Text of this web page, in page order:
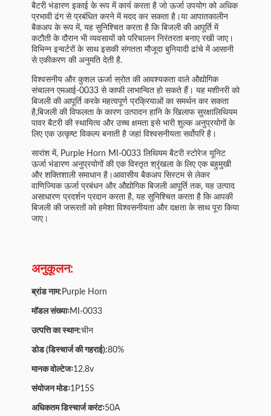
बैटरी भंडारण इकाई के रूप में कार्य करता है जो ऊर्जा उपयोग को अधिक
प्रभावी ढंग से प्रबंधित करने में मदद कर सकता है।या आपातकालीन
बैकअप के रूप में, यह सुनिश्चित करता है कि बिजली की आपूर्ति में
कटौती के दौरान भी व्यवसायों को परिचालन निरंतरता बनाए रखी जाए।
विभिन्न इन्वर्टरों के साथ इसकी संगतता मौजूदा बुनियादी ढांचे में आसानी
से एकीकरण की अनुमति देती है.
विश्वसनीय और कुशल ऊर्जा स्रोत की आवश्यकता वाले औद्योगिक
संचालन एमआई-0033 से काफी लाभान्वित हो सकते हैं। यह मशीनरी को
बिजली की आपूर्ति करके महत्वपूर्ण प्रक्रियाओं का समर्थन कर सकता
है,बिजली की विफलता के कारण उत्पादन हानि के खिलाफ सुरक्षालिथियम
पावर बैटरी की स्थायित्व और उच्च क्षमता इसे भारी शुल्क अनुप्रयोगों के
लिए एक उत्कृष्ट विकल्प बनाती है जहां विश्वसनीयता सर्वोपरि है।
सारांश में, Purple Horn MI-0033 लिथियम बैटरी स्टोरेज यूनिट
ऊर्जा भंडारण अनुप्रयोगों की एक विस्तृत श्रृंखला के लिए एक बहुमुखी
और शक्तिशाली समाधान है।आवासीय बैकअप सिस्टम से लेकर
वाणिज्यिक ऊर्जा प्रबंधन और औद्योगिक बिजली आपूर्ति तक, यह उत्पाद
असाधारण प्रदर्शन प्रदान करता है, यह सुनिश्चित करता है कि आपकी
बिजली की जरूरतों को हमेशा विश्वसनीयता और दक्षता के साथ पूरा किया
जाए।
अनुकूलन:
ब्रांड नाम: Purple Horn
मॉडल संख्याःMI-0033
उत्पत्ति का स्थान:चीन
डोड (डिस्चार्ज की गहराई):80%
मानक वोल्टेजः12.8v
संयोजन मोडः1P15S
अधिकतम डिस्चार्ज करंटः50A